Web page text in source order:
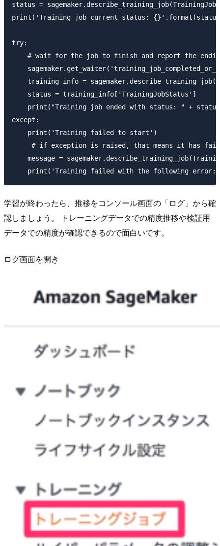
status =
print('Training job current status:
try:
# wait for the job to finish and report the
training_info =
    status = training_info['TrainingJobStatus']
print("Training job ended with status: " +
except:
    print('Training failed to start')
# if exception is raised, that means it has
message =
学習が終わったら、推移をコンソール画面の「ログ」から確
認しましょう。 トレーニングデータでの精度推移や検証用
データでの精度が確認できるので面白いです。
ログ画面を開き